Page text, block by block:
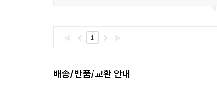
1
배송/반품/교환 안내